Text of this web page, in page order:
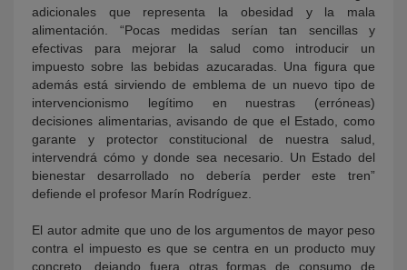
adicionales que representa la obesidad y la mala
alimentación. “Pocas medidas serían tan sencillas y
efectivas para mejorar la salud como introducir un
impuesto sobre las bebidas azucaradas. Una figura que
además está sirviendo de emblema de un nuevo tipo de
intervencionismo legítimo en nuestras (erróneas)
decisiones alimentarias, avisando de que el Estado, como
garante y protector constitucional de nuestra salud,
intervendrá cómo y donde sea necesario. Un Estado del
bienestar desarrollado no debería perder este tren”
defiende el profesor Marín Rodríguez.
El autor admite que uno de los argumentos de mayor peso
contra el impuesto es que se centra en un producto muy
concreto, dejando fuera otras formas de consumo de